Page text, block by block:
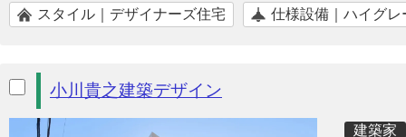
スタイル｜デザイナーズ住宅 仕様設備｜ハイグレ
小川貴之建築デザイン
建築家